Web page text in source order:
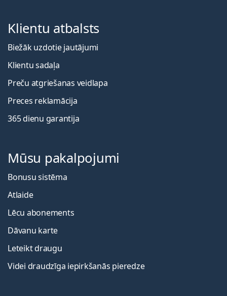
Klientu atbalsts
Biežāk uzdotie jautājumi
Klientu sadaļa
Preču atgriešanas veidlapa
Preces reklamācija
365 dienu garantija
Mūsu pakalpojumi
Bonusu sistēma
Atlaide
Lēcu abonements
Dāvanu karte
Leteikt draugu
Videi draudzīga iepirkšanās pieredze